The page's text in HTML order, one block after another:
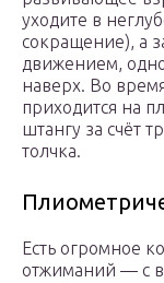
уходите в
сокращение), а
движением,
наверх. Во
приходится на
штангу за счёт
толчка.
Есть огромное
отжиманий — с